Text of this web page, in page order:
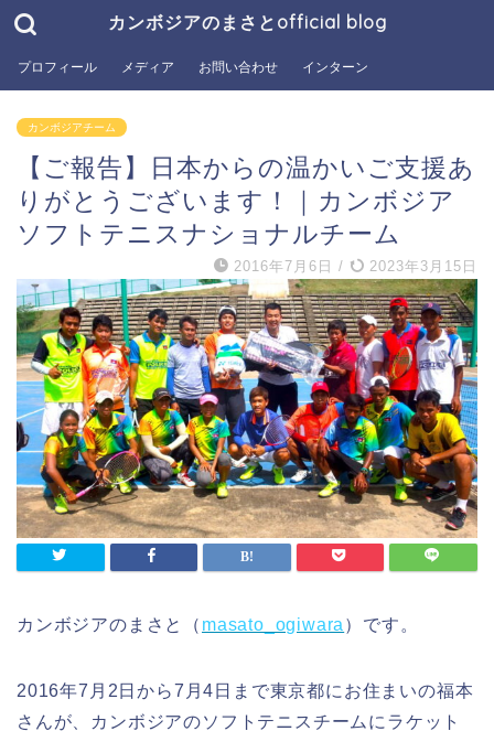
カンボジアのまさとofficial blog
プロフィール メディア お問い合わせ インターン
カンボジアチーム
【ご報告】日本からの温かいご支援あ
りがとうございます！｜カンボジア
ソフトテニスナショナルチーム
2016年7月6日 / 2023年3月15日
カンボジアのまさと（ masato_ogiwara ）です。
2016年7月2日から7月4日まで東京都にお住まいの福本
さんが、カンボジアのソフトテニスチームにラケット